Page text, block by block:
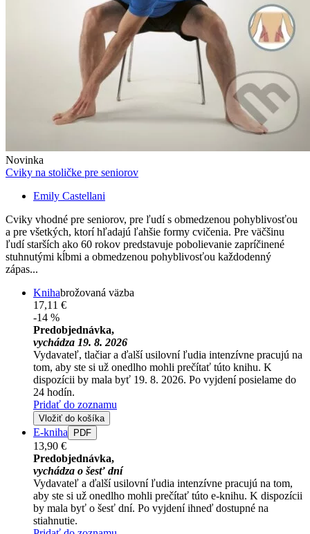
Novinka
Cviky na stoličke pre seniorov
Emily Castellani
Cviky vhodné pre seniorov, pre ľudí s obmedzenou pohyblivosťou
a pre všetkých, ktorí hľadajú ľahšie formy cvičenia. Pre väčšinu
ľudí starších ako 60 rokov predstavuje pobolievanie zapríčinené
stuhnutými kĺbmi a obmedzenou pohyblivosťou každodenný
zápas...
Knihabrožovaná väzba
17,11 €
-14 %
Predobjednávka,
vychádza 19. 8. 2026
Vydavateľ, tlačiar a ďalší usilovní ľudia intenzívne pracujú na
tom, aby ste si už onedlho mohli prečítať túto knihu. K
dispozícii by mala byť 19. 8. 2026. Po vyjdení posielame do
24 hodín.
Pridať do zoznamu
Vložiť do košíka
E-kniha PDF
13,90 €
Predobjednávka,
vychádza o šesť dní
Vydavateľ a ďalší usilovní ľudia intenzívne pracujú na tom,
aby ste si už onedlho mohli prečítať túto e-knihu. K dispozícii
by mala byť o šesť dní. Po vyjdení ihneď dostupné na
stiahnutie.